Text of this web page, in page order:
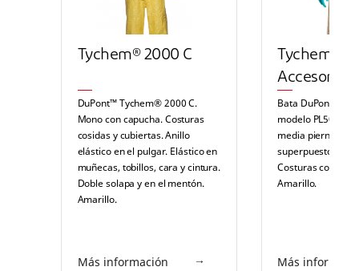
Tychem® 2000 C
DuPont™ Tychem® 2000 C.
Mono con capucha. Costuras
cosidas y cubiertas. Anillo
elástico en el pulgar. Elástico en
muñecas, tobillos, cara y cintura.
Doble solapa y en el mentón.
Amarillo.
Más información
Tychem®
Accesorio
Bata DuPont™
modelo PL50.
media pierna.
superpuesto con
Costuras cosidas
Amarillo.
Más